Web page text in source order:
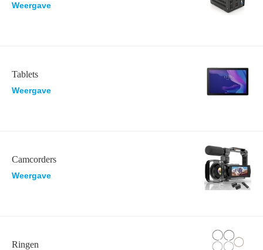
Weergave
Tablets
Weergave
Camcorders
Weergave
Ringen